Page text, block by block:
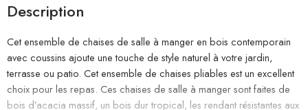
Description
Cet ensemble de chaises de salle à manger en bois contemporain
avec coussins ajoute une touche de style naturel à votre jardin,
terrasse ou patio. Cet ensemble de chaises pliables est un excellent
choix pour les repas. Ces chaises de salle à manger sont faites de
bois d’acacia massif, un bois dur tropical, les rendant résistantes aux